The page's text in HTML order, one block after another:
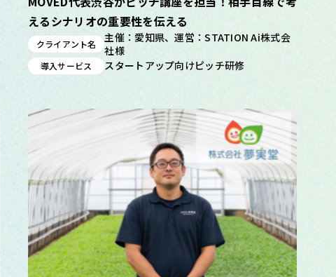
えるシナリオの重要性を伝える
クライアント名
主催：愛知県、運営：STATION Ai株式会
社様
導入サービス スタートアップ向けピッチ研修